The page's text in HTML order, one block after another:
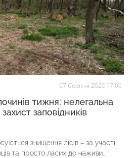
07 Серпня 2026 17:06
тижня: нелегальна
заповідників
знищення лісів – за участі
та просто ласих до наживи